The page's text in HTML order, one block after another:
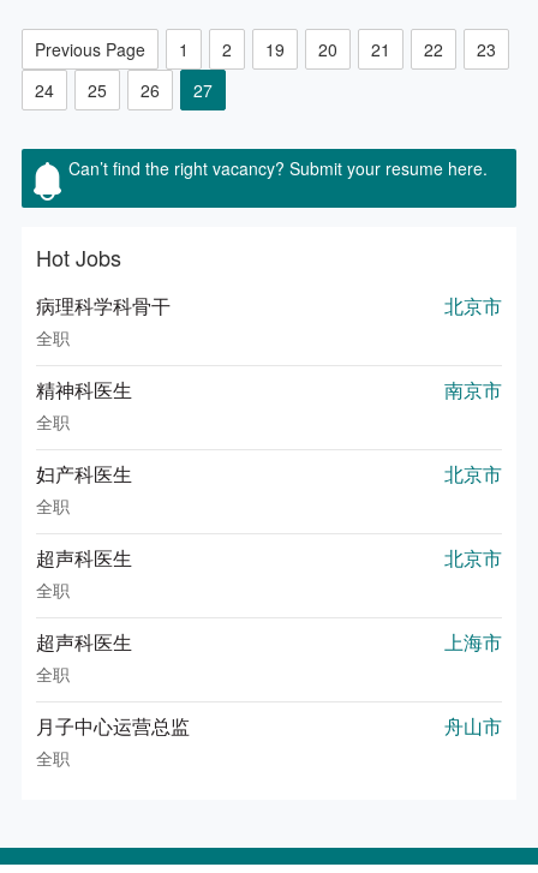
职位要求：
1.全日制本科以上学历。
2.已完成规培。
Previous Page 1 2 19 20 21 22
23
24
25 26 27
Can’t find the right vacancy? Submit your resume here.
Hot Jobs
病理科学科骨干
全职
北京市
精神科医生
全职
南京市
妇产科医生
全职
北京市
超声科医生
全职
北京市
超声科医生
全职
上海市
月子中心运营总监
全职
舟山市